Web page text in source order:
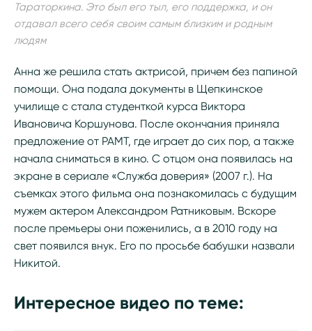
Тараторкина. Это был его тыл, его поддержка, и он
отдавал всего себя своим самым близким и родным
людям
Анна же решила стать актрисой, причем без папиной
помощи. Она подала документы в Щепкинское
училище с стала студенткой курса Виктора
Ивановича Коршунова. После окончания приняла
предложение от РАМТ, где играет до сих пор, а также
начала сниматься в кино. С отцом она появилась на
экране в сериале «Служба доверия» (2007 г.). На
съемках этого фильма она познакомилась с будущим
мужем актером Александром Ратниковым. Вскоре
после премьеры они поженились, а в 2010 году на
свет появился внук. Его по просьбе бабушки назвали
Никитой.
Интересное видео по теме: